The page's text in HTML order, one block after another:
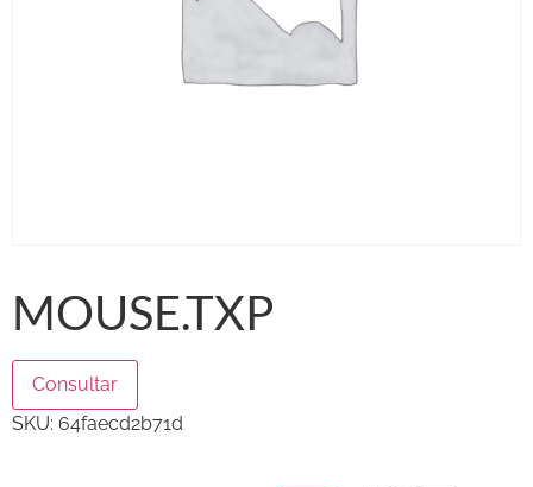
MOUSE.TXP
Consultar
SKU: 64faecd2b71d